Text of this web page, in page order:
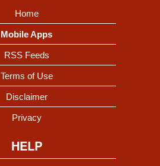
Home
Mobile Apps
RSS Feeds
Terms of Use
Disclaimer
Privacy
HELP